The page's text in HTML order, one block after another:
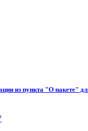
из пункта "О пакете"